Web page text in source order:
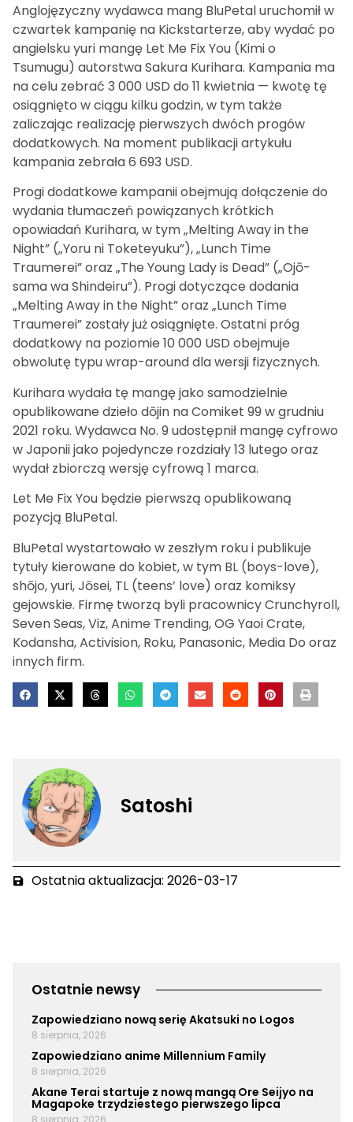
Anglojęzyczny wydawca mang BluPetal uruchomił w
czwartek kampanię na Kickstarterze, aby wydać po
angielsku yuri mangę Let Me Fix You (Kimi o
Tsumugu) autorstwa Sakura Kurihara. Kampania ma
na celu zebrać 3 000 USD do 11 kwietnia — kwotę tę
osiągnięto w ciągu kilku godzin, w tym także
zaliczając realizację pierwszych dwóch progów
dodatkowych. Na moment publikacji artykułu
kampania zebrała 6 693 USD.
Progi dodatkowe kampanii obejmują dołączenie do
wydania tłumaczeń powiązanych krótkich
opowiadań Kurihara, w tym „Melting Away in the
Night” („Yoru ni Toketeyuku”), „Lunch Time
Traumerei” oraz „The Young Lady is Dead” („Ojō-
sama wa Shindeiru”). Progi dotyczące dodania
„Melting Away in the Night” oraz „Lunch Time
Traumerei” zostały już osiągnięte. Ostatni próg
dodatkowy na poziomie 10 000 USD obejmuje
obwolutę typu wrap-around dla wersji fizycznych.
Kurihara wydała tę mangę jako samodzielnie
opublikowane dzieło dōjin na Comiket 99 w grudniu
2021 roku. Wydawca No. 9 udostępnił mangę cyfrowo
w Japonii jako pojedyncze rozdziały 13 lutego oraz
wydał zbiorczą wersję cyfrową 1 marca.
Let Me Fix You będzie pierwszą opublikowaną
pozycją BluPetal.
BluPetal wystartowało w zeszłym roku i publikuje
tytuły kierowane do kobiet, w tym BL (boys-love),
shōjo, yuri, Jōsei, TL (teens’ love) oraz komiksy
gejowskie. Firmę tworzą byli pracownicy Crunchyroll,
Seven Seas, Viz, Anime Trending, OG Yaoi Crate,
Kodansha, Activision, Roku, Panasonic, Media Do oraz
innych firm.
Satoshi
Ostatnia aktualizacja: 2026-03-17
Ostatnie newsy
Zapowiedziano nową serię Akatsuki no Logos
8 sierpnia, 2026
Zapowiedziano anime Millennium Family
8 sierpnia, 2026
Akane Terai startuje z nową mangą Ore Seijyo na
Magapoke trzydziestego pierwszego lipca